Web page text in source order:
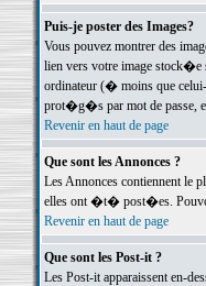
Puis-je poster des Images?
Vous pouvez montrer des
lien vers votre image stock�e
ordinateur (� moins que
prot�g�s par mot de passe,
Revenir en haut de page
Que sont les Annonces ?
Les Annonces contiennent le
elles ont �t� post�es.
Revenir en haut de page
Que sont les Post-it ?
Les Post-it apparaissent en-